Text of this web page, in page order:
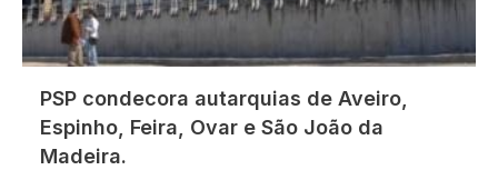
PSP condecora autarquias de Aveiro,
Espinho, Feira, Ovar e São João da
Madeira.